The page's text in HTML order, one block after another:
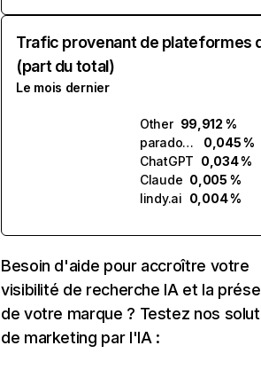
Trafic provenant de plateformes
(part du total)
Le mois dernier
Other 99,912 %
paradox.ai
0,045 %
ChatGPT 0,034 %
Claude 0,005 %
lindy.ai 0,004 %
Besoin d'aide pour accroître votre
visibilité de recherche IA et la
de votre marque ? Testez nos
de marketing par l'IA :